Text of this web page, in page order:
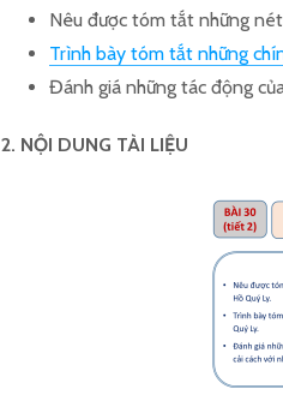
Nêu được tóm tắt những
Trình bày tóm tắt những
Đánh giá những tác động
2. NỘI DUNG TÀI LIỆU